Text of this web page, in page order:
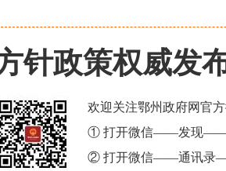
针政策权威发
欢迎关注鄂州政府网官
① 打开微信——发现——
② 打开微信——通讯录